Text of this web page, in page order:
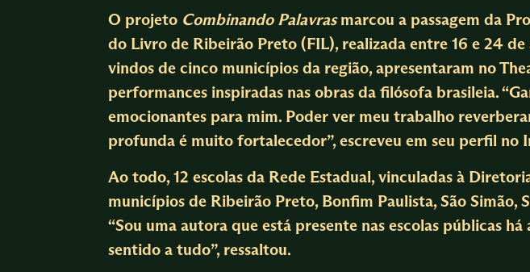
O projeto Combinando Palavrasmarcou a passagem da
do Livro de Ribeirão Preto (FIL), realizada entre 16 e 24
vindos de cinco municípios da região, apresentaram no
performances inspiradas nas obras da filósofa brasileia.
emocionantes para mim. Poder ver meu trabalho
profunda é muito fortalecedor”, escreveu em seu perfil no
Ao todo, 12 escolas da Rede Estadual, vinculadas à
municípios de Ribeirão Preto, Bonfim Paulista, São
“Sou uma autora que está presente nas escolas públicas
sentido a tudo”, ressaltou.